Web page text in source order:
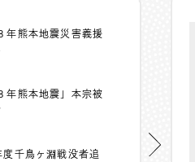
年熊本地震災害義援
年熊本地震」本宗被
度千鳥ヶ淵戦没者追